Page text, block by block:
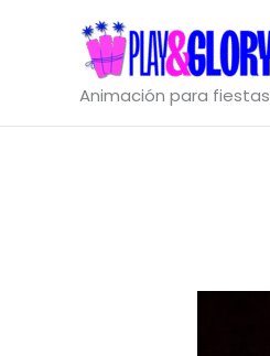
contenido
Animación para fiestas